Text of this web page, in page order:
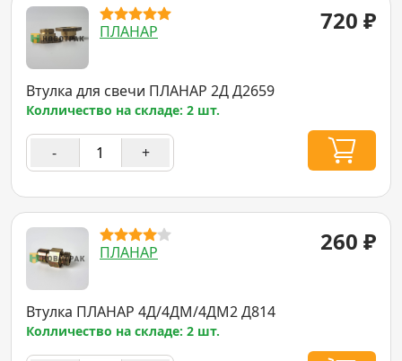
ПЛАНАР 720 ₽
Втулка для свечи ПЛАНАР 2Д Д2659
Колличество на складе: 2 шт.
- +
ПЛАНАР 260 ₽
Втулка ПЛАНАР 4Д/4ДМ/4ДМ2 Д814
Колличество на складе: 2 шт.